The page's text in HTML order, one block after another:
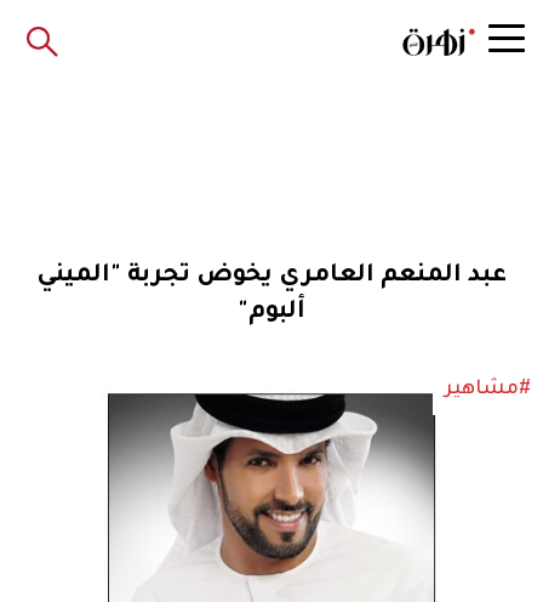
عبد المنعم العامري يخوض تجربة "الميني
ألبوم"
#مشاهير